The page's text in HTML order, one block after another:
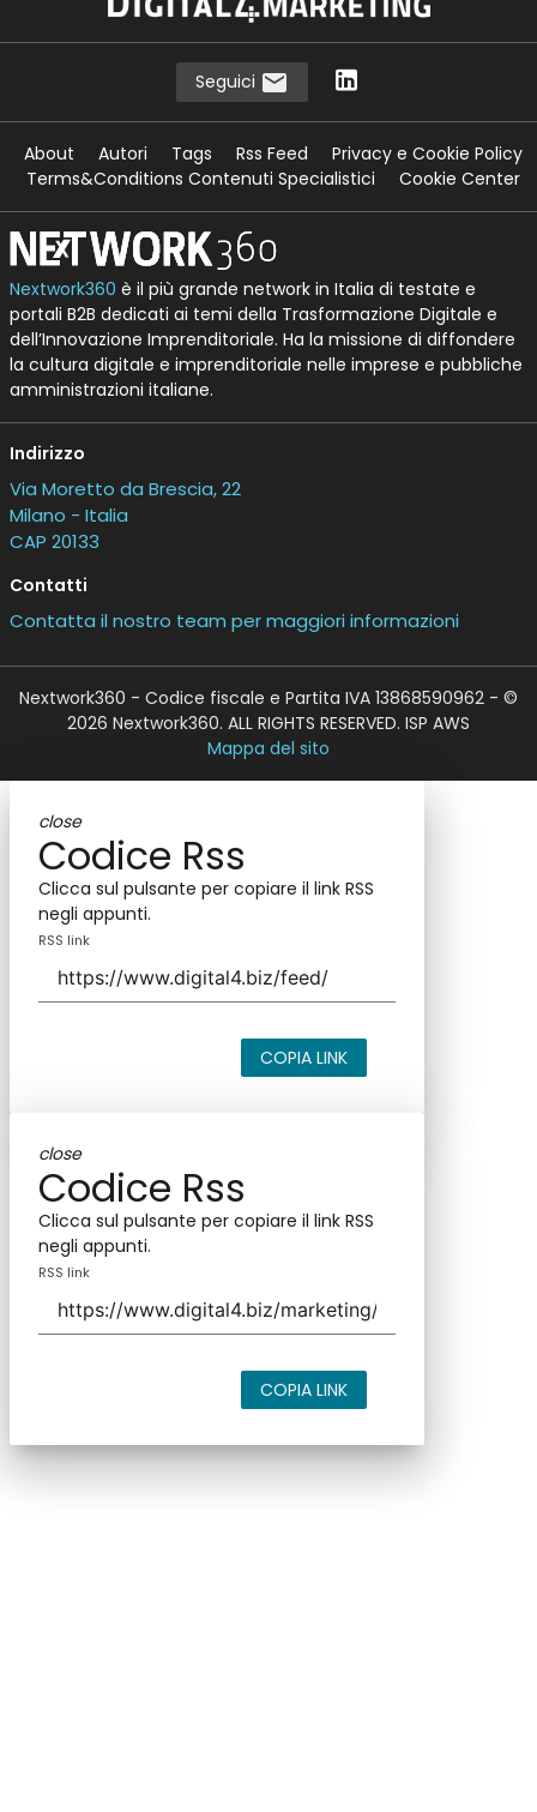
Seguici
About Autori Tags Rss Feed
Privacy e Cookie Policy
Terms&Conditions Contenuti Specialistici
Cookie Center
Nextwork360 è il più grande network in Italia di testate e
portali B2B dedicati ai temi della Trasformazione Digitale e
dell’Innovazione Imprenditoriale. Ha la missione di diffondere
la cultura digitale e imprenditoriale nelle imprese e pubbliche
amministrazioni italiane.
Indirizzo
Via Moretto da Brescia, 22
Milano - Italia
CAP 20133
Contatti
Contatta il nostro team per maggiori informazioni
Nextwork360 - Codice fiscale e Partita IVA 13868590962 - ©
2026 Nextwork360. ALL RIGHTS RESERVED. ISP AWS
Mappa del sito
close
Codice Rss
Clicca sul pulsante per copiare il link RSS
negli appunti.
RSS link
COPIA LINK
close
Codice Rss
Clicca sul pulsante per copiare il link RSS
negli appunti.
RSS link
COPIA LINK